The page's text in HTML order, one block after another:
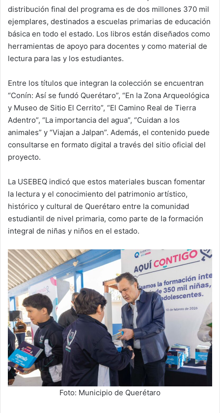
distribución final del programa es de dos millones 370 mil
ejemplares, destinados a escuelas primarias de educación
básica en todo el estado. Los libros están diseñados como
herramientas de apoyo para docentes y como material de
lectura para las y los estudiantes.
Entre los títulos que integran la colección se encuentran
“Conín: Así se fundó Querétaro”, “En la Zona Arqueológica
y Museo de Sitio El Cerrito”, “El Camino Real de Tierra
Adentro”, “La importancia del agua”, “Cuidan a los
animales” y “Viajan a Jalpan”. Además, el contenido puede
consultarse en formato digital a través del sitio oficial del
proyecto.
La USEBEQ indicó que estos materiales buscan fomentar
la lectura y el conocimiento del patrimonio artístico,
histórico y cultural de Querétaro entre la comunidad
estudiantil de nivel primaria, como parte de la formación
integral de niñas y niños en el estado.
Foto: Municipio de Querétaro